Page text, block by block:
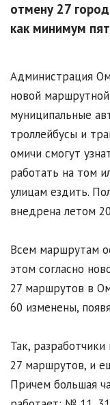
отмену 27
как минимум
Администрация
новой
муниципальные
троллейбусы и
омичи смогут
работать на том
улицам ездить.
внедрена летом
Всем маршрутам
этом согласно
27 маршрутов в
60 изменены,
Так,
27 маршрутов, и
Причем большая